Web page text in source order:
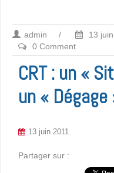
admin / 13
0 Comment
CRT : un «
un «
13 juin 2011
Partager sur :